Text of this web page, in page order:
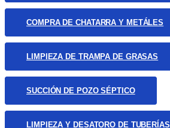
COMPRA DE CHATARRA Y METÁLES
LIMPIEZA DE TRAMPA DE GRASAS
SUCCIÓN DE POZO SÉPTICO
LIMPIEZA Y DESATORO DE TUBERÍAS